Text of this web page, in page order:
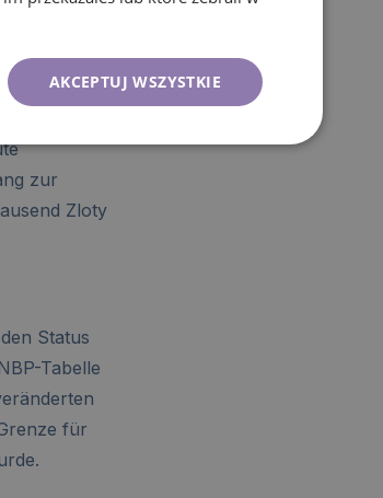
zur
Zloty
Status
Tabelle
für
AKCEPTUJ WSZYSTKIE